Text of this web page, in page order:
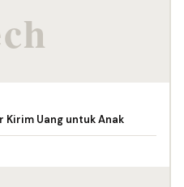
Kirim Uang untuk Anak